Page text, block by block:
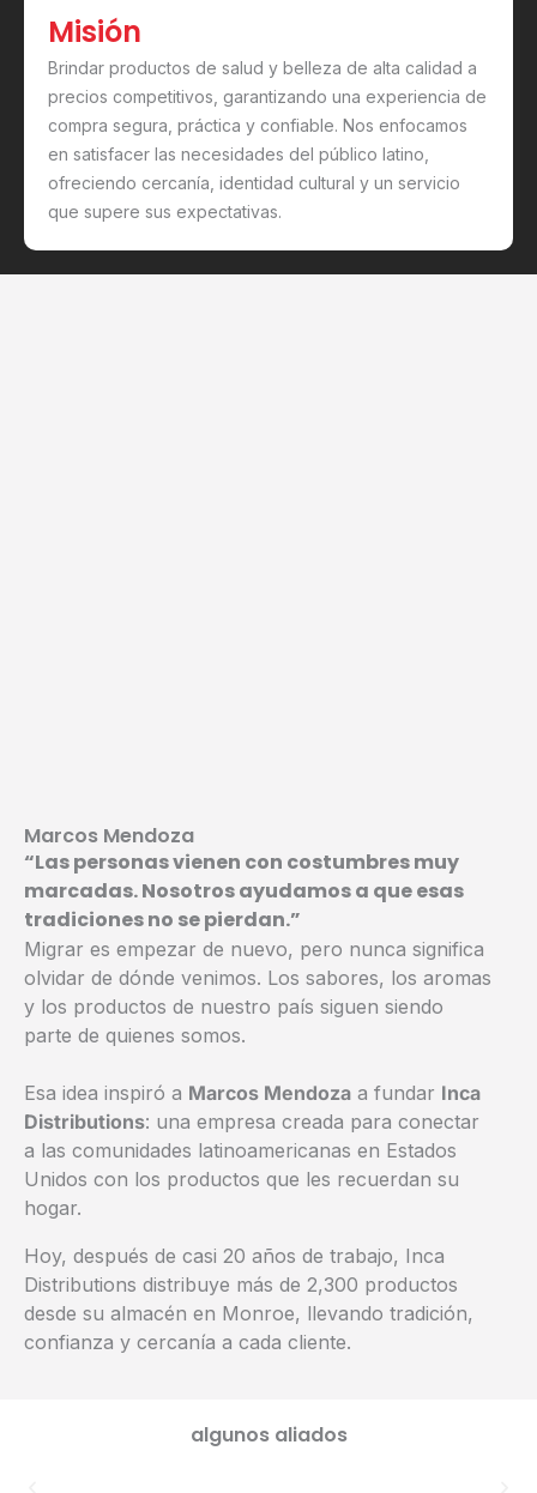
Misión
Brindar productos de salud y belleza de alta calidad a
precios competitivos, garantizando una experiencia de
compra segura, práctica y confiable. Nos enfocamos
en satisfacer las necesidades del público latino,
ofreciendo cercanía, identidad cultural y un servicio
que supere sus expectativas.
Marcos Mendoza
“Las personas vienen con costumbres muy
marcadas. Nosotros ayudamos a que esas
tradiciones no se pierdan.”
Migrar es empezar de nuevo, pero nunca significa
olvidar de dónde venimos. Los sabores, los aromas
y los productos de nuestro país siguen siendo
parte de quienes somos.
Esa idea inspiró a Marcos Mendoza a fundar Inca
Distributions: una empresa creada para conectar
a las comunidades latinoamericanas en Estados
Unidos con los productos que les recuerdan su
hogar.
Hoy, después de casi 20 años de trabajo, Inca
Distributions distribuye más de 2,300 productos
desde su almacén en Monroe, llevando tradición,
confianza y cercanía a cada cliente.
algunos aliados